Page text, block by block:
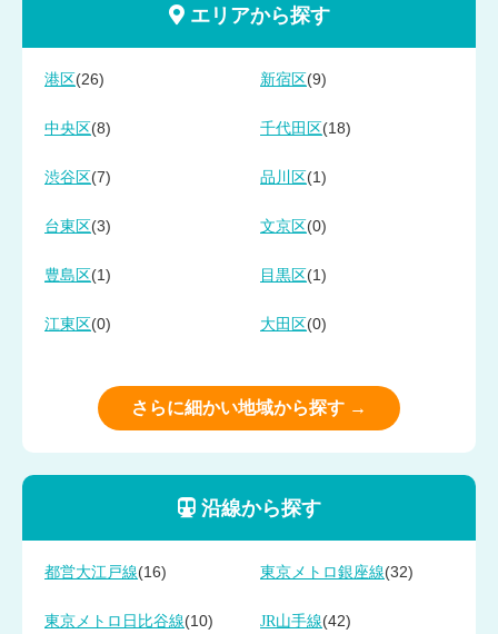
エリアから探す
港区 (26) 新宿区 (9)
中央区 (8) 千代田区 (18)
渋谷区 (7) 品川区 (1)
台東区 (3) 文京区 (0)
豊島区 (1) 目黒区 (1)
江東区 (0) 大田区 (0)
さらに細かい地域から探す →
沿線から探す
都営大江戸線(16) 東京メトロ銀座線(32)
東京メトロ日比谷線(10) JR山手線(42)